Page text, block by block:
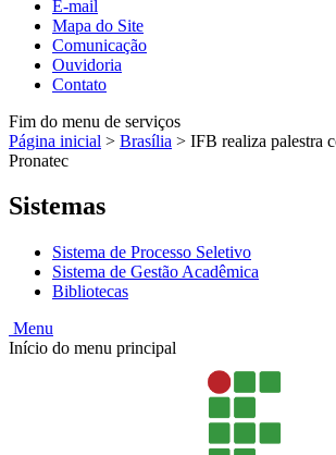
E-mail
Mapa do Site
Comunicação
Ouvidoria
Contato
Fim do menu de serviços
Página inicial > Brasília > IFB realiza palestra
Pronatec
Sistemas
Sistema de Processo Seletivo
Sistema de Gestão Acadêmica
Bibliotecas
Menu
Início do menu principal